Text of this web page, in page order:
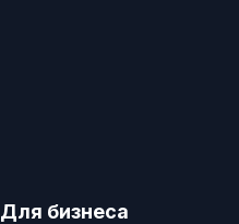
Для бизнеса